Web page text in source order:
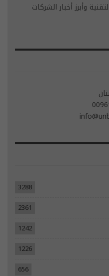
وأبرز أخبار الشركات
3288
2361
1242
1226
656